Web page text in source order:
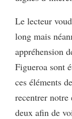
Le lecteur
long mais
appréhension
Figueroa sont
ces éléments
recentrer notre
deux afin de